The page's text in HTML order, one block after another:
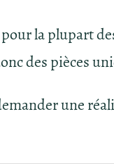
la plupart
des pièces
une